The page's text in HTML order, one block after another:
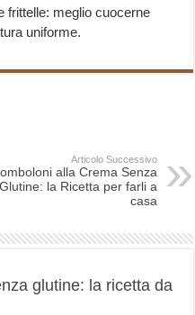
frittelle: meglio cuocerne
uniforme.
Articolo Successivo
alla Crema Senza
Glutine: la Ricetta per farli a
casa
glutine: la ricetta da